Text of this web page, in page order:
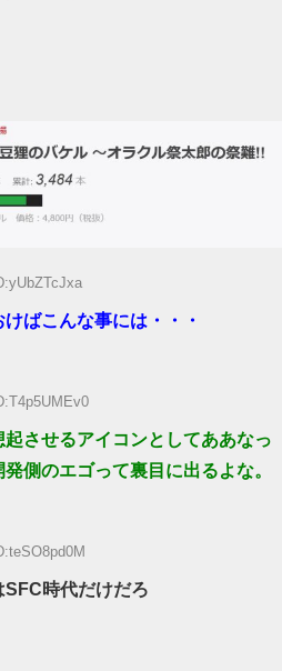
ばこんな事には・・・
させるアイコンとしてああなっ
側のエゴって裏目に出るよな。
SFC時代だけだろ